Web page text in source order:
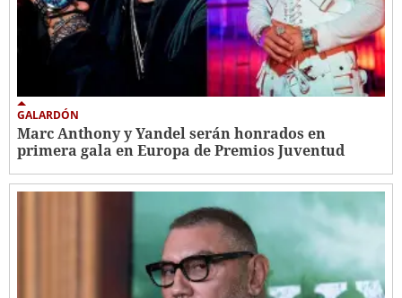
GALARDÓN
Marc Anthony y Yandel serán honrados en
primera gala en Europa de Premios Juventud